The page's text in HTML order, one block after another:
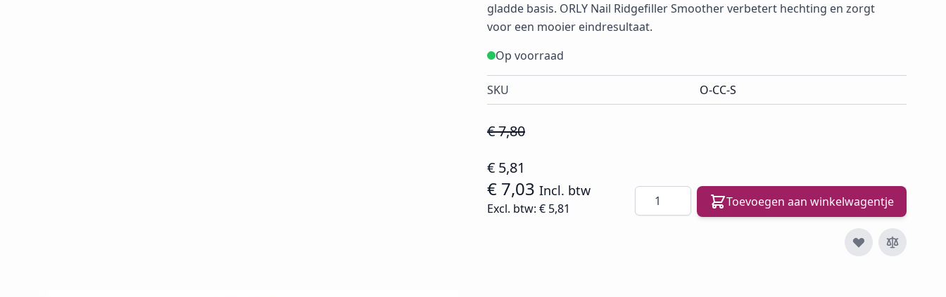
gladde basis. ORLY Nail Ridgefiller Smoother verbetert hechting en zorgt
voor een mooier eindresultaat.
Op voorraad
SKU O-CC-S
€ 7,80
€ 5,81
€ 7,03 Incl. btw
Excl. btw: € 5,81
Aantal Toevoegen aan winkelwagentje